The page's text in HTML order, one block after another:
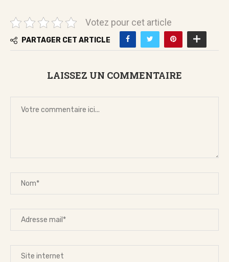
Votez pour cet article
PARTAGER CET ARTICLE
LAISSEZ UN COMMENTAIRE